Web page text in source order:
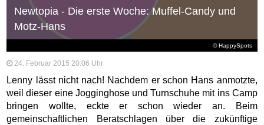
© HappySpots
Newtopia - Die erste Woche: Muffel-Candy und
Motz-Hans
24. Februar 2015 20:06 Uhr
Lenny lässt nicht nach! Nachdem er schon Hans anmotzte,
weil dieser eine Jogginghose und Turnschuhe mit ins Camp
bringen wollte, eckte er schon wieder an. Beim
gemeinschaftlichen Beratschlagen über die zukünftige